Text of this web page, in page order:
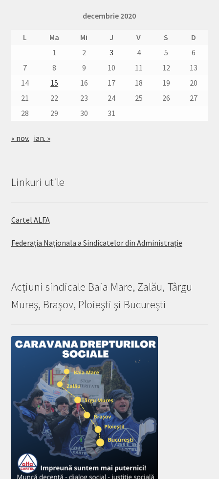
decembrie 2020
L Ma Mi J V S
D
1
2 3 4 5
6
7
8 9 10 11 12
13
14
15 16 17 18 19
20
21
22 23 24 25 26
27
28
29 30 31
« nov. ian. »
Linkuri utile
Cartel ALFA
Federația Naționala a Sindicatelor din Administrație
Acțiuni sindicale Baia Mare, Zalău, Târgu
Mureș, Brașov, Ploiești și București